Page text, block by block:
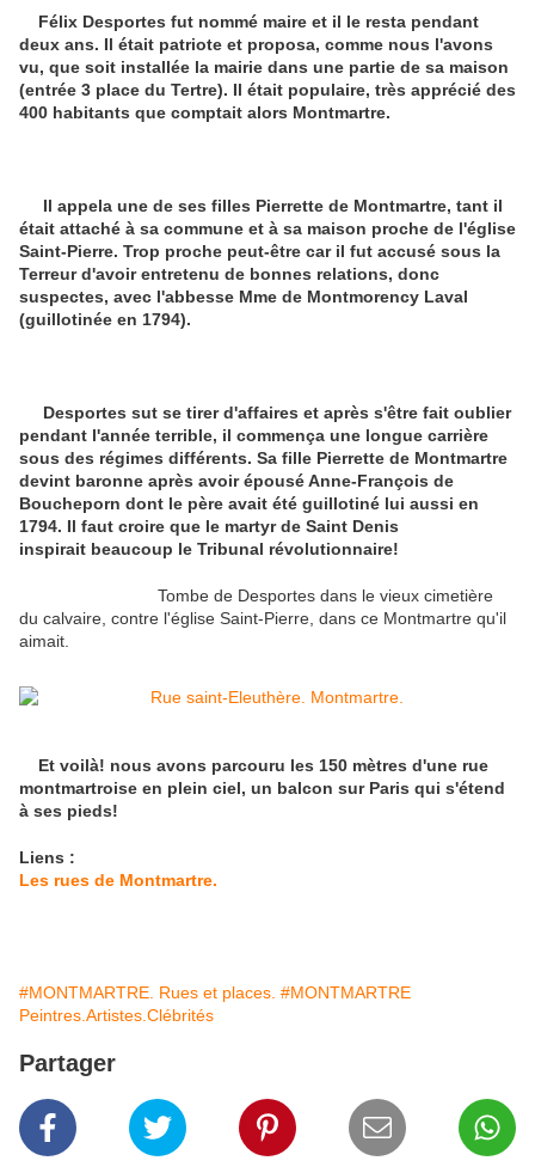
Félix Desportes fut nommé maire et il le resta pendant
deux ans. Il était patriote et proposa, comme nous l'avons
vu, que soit installée la mairie dans une partie de sa maison
(entrée 3 place du Tertre). Il était populaire, très apprécié des
400 habitants que comptait alors Montmartre.
Il appela une de ses filles Pierrette de Montmartre, tant il
était attaché à sa commune et à sa maison proche de l'église
Saint-Pierre. Trop proche peut-être car il fut accusé sous la
Terreur d'avoir entretenu de bonnes relations, donc
suspectes, avec l'abbesse Mme de Montmorency Laval
(guillotinée en 1794).
Desportes sut se tirer d'affaires et après s'être fait oublier
pendant l'année terrible, il commença une longue carrière
sous des régimes différents. Sa fille Pierrette de Montmartre
devint baronne après avoir épousé Anne-François de
Boucheporn dont le père avait été guillotiné lui aussi en
1794. Il faut croire que le martyr de Saint Denis
inspirait beaucoup le Tribunal révolutionnaire!
Tombe de Desportes dans le vieux cimetière
du calvaire, contre l'église Saint-Pierre, dans ce Montmartre qu'il
aimait.
Et voilà! nous avons parcouru les 150 mètres d'une rue
montmartroise en plein ciel, un balcon sur Paris qui s'étend
à ses pieds!
Liens :
Les rues de Montmartre.
#MONTMARTRE. Rues et places. #MONTMARTRE
Peintres.Artistes.Clébrités
Partager